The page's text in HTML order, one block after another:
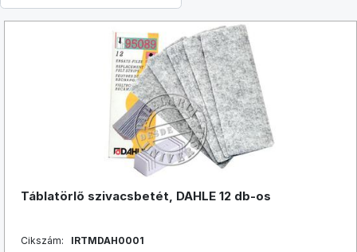
Táblatörlő szivacsbetét, DAHLE 12 db-os
Cikszám:
IRTMDAH0001